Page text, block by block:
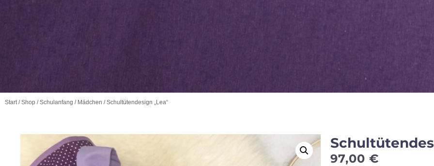
Start/Shop /Schulanfang / Mädchen / Schultütendesign „Lea“
97,00 €